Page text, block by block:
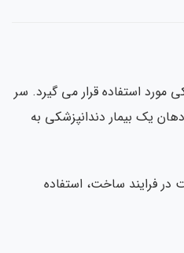
استفاده قرار می گیرد. سر
یک بیمار دندانپزشکی به
فرایند ساخت، استفاده